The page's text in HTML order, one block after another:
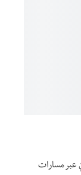
عبر مسارات